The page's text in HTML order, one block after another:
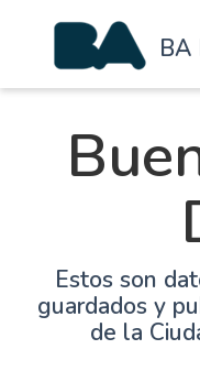
BA
Estos son
guardados y
de la